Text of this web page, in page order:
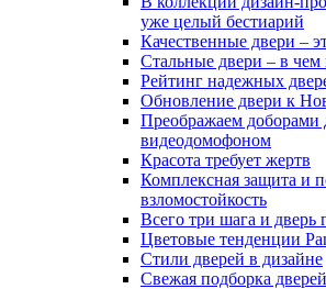
уже целый бестиарий
Качественные двери –
Стальные двери – в чем
Рейтинг надежных
Обновление двери к
Преображаем доборами
видеодомофоном
Красота требует жертв
Комплексная защита и
взломостойкость
Всего три шага и дверь
Цветовые тенденции
Стили дверей в дизайне
Свежая подборка